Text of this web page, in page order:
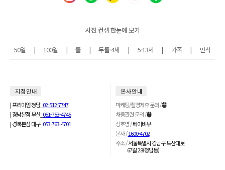
사진 컨셉 한눈에 보기
50일 | 100일 | 돌 | 두돌-4세 | 5-13세 | 가족 | 만삭
지 점 안 내
| 프리미엄 청담_ 02-512-7747
| 경남본점 부산_ 051-753-4745
| 경북본점 대구_ 053-763-4701
본 사 안 내
마케팅/촬영제휴 문의 /
채용관련 문의 /
상호명 /베이비유
본사 / 1600-4702
주소 /서울특별시 강남구 도산대로
67길 28(청담동)